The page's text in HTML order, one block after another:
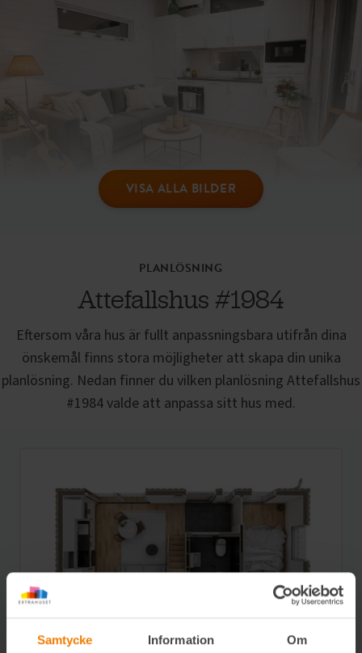
Samtycke Information Om
VISA ALLA BILDER
PLANLÖSNING
Attefallshus #1984
Eftersom våra hus är fullt anpassningsbara utifrån dina
önskemål finns stora möjligheter att skapa din unika
planlösning. Nedan finner du vilken planlösning Attefallshus
#1984 valde att anpassa sitt hus med.